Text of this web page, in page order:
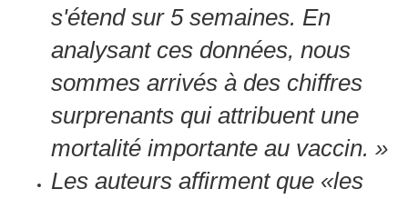
s'étend sur 5 semaines. En
analysant ces données, nous
sommes arrivés à des chiffres
surprenants qui attribuent une
mortalité importante au vaccin. »
Les auteurs affirment que «les